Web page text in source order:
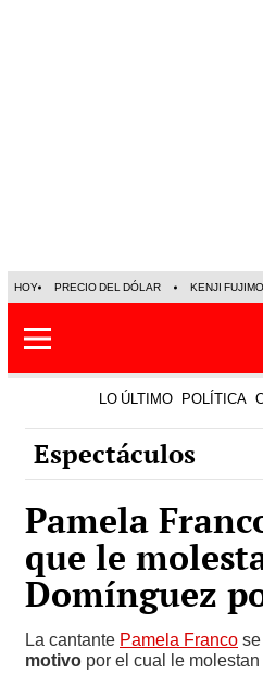
HOY PRECIO DEL DÓLAR KENJI
LO ÚLTIMO POLÍTICA
Espectáculos
Pamela
que le
Domínguez
La cantante Pamela Franco
motivo por el cual le